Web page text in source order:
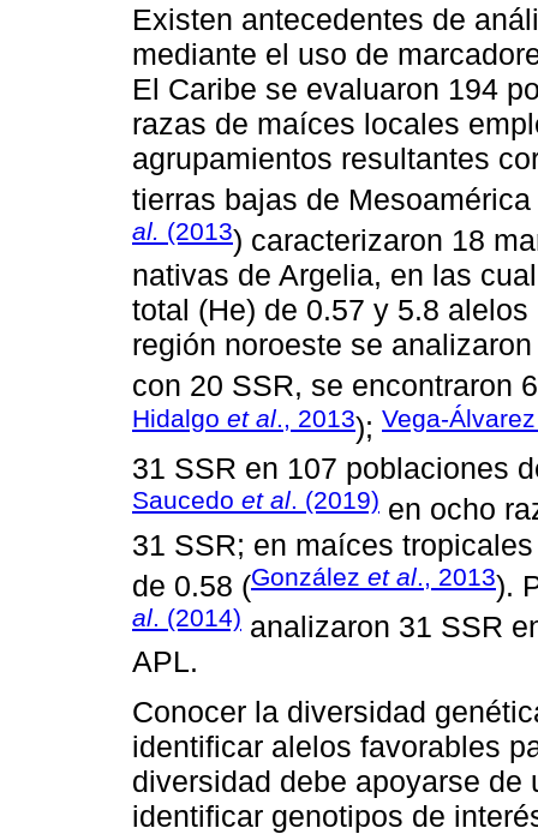
Existen antecedentes de
mediante el uso de
El Caribe se evaluaron 194
razas de maíces locales
agrupamientos resultantes
tierras bajas de
al. (2013) caracterizaron 18
nativas de Argelia, en las
total (He) de 0.57 y 5.8
región noroeste se
con 20 SSR, se encontraron
Hidalgo et al ., 2013); Vega-
31 SSR en 107 poblaciones
Saucedo et al. (2019) en ocho
31 SSR; en maíces
de 0.58 (González et al ., 2013).
al. (2014) analizaron 31 SSR
APL.
Conocer la diversidad
identificar alelos favorables
diversidad debe apoyarse
identificar genotipos de